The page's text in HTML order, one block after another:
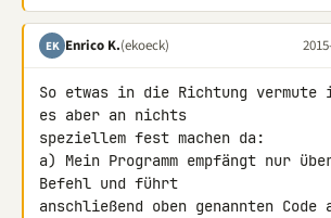
EK Enrico K.(ekoeck)
So etwas in die Richtung vermute
es aber an nichts
speziellem fest machen da:
a) Mein Programm empfängt nur
Befehl und führt
anschließend oben genannten Code